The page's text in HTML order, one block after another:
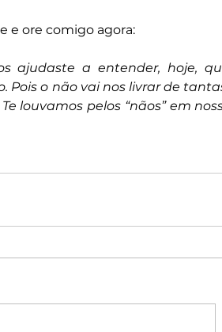
e ore comigo agora:
ajudaste a entender, hoje,
Pois o não vai nos livrar de
louvamos pelos “nãos” em